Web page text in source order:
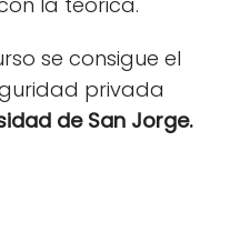
se consigue el
privada
de San Jorge.